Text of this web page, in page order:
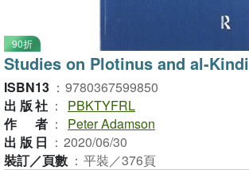
90折
Studies on Plotinus and al-Kindi
ISBN13 ： 9780367599850
出版社 ：
PBKTYFRL
作者 ：
Peter Adamson
出版日 ： 2020/06/30
裝訂／頁數 ： 平裝／376頁